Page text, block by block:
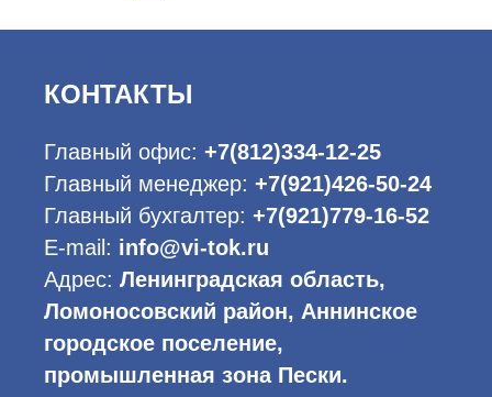
КОНТАКТЫ
Главный офис: +7(812)334-12-25
Главный менеджер: +7(921)426-50-24
Главный бухгалтер: +7(921)779-16-52
E-mail: info@vi-tok.ru
Адрес: Ленинградская область,
Ломоносовский район, Аннинское
городское поселение,
промышленная зона Пески.